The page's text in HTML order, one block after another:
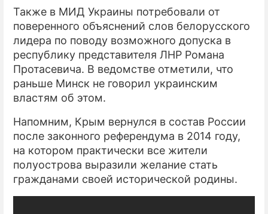
Также в МИД Украины потребовали от
поверенного объяснений слов белорусского
лидера по поводу возможного допуска в
республику представителя ЛНР Романа
Протасевича. В ведомстве отметили, что
раньше Минск не говорил украинским
властям об этом.
Напомним, Крым вернулся в состав России
после законного референдума в 2014 году,
на котором практически все жители
полуострова выразили желание стать
гражданами своей исторической родины.